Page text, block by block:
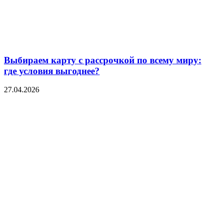
Выбираем карту с рассрочкой по всему миру:
где условия выгоднее?
27.04.2026